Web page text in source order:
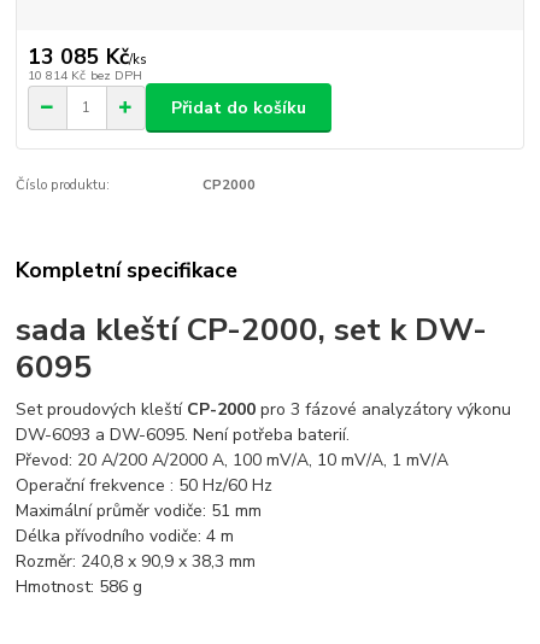
13 085 Kč/ks
10 814 Kč bez DPH
Přidat do košíku
Číslo produktu: CP2000
Kompletní specifikace
sada kleští CP-2000, set k DW-
6095
Set proudových kleští CP-2000 pro 3 fázové analyzátory výkonu
DW-6093 a DW-6095. Není potřeba baterií.
Převod: 20 A/200 A/2000 A, 100 mV/A, 10 mV/A, 1 mV/A
Operační frekvence : 50 Hz/60 Hz
Maximální průměr vodiče: 51 mm
Délka přívodního vodiče: 4 m
Rozměr: 240,8 x 90,9 x 38,3 mm
Hmotnost: 586 g